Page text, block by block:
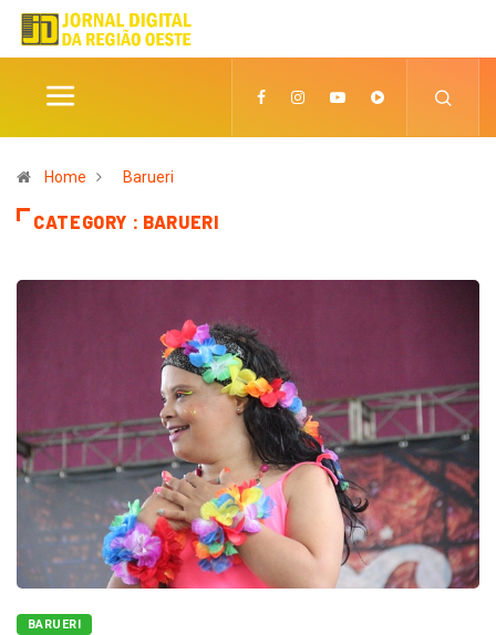
Home Barueri
CATEGORY : BARUERI
BARUERI